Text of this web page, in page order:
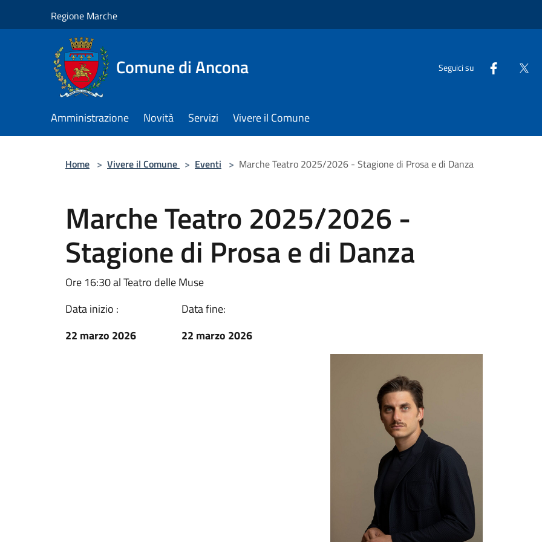
Regione Marche
Comune di Ancona Seguici su
Amministrazione Novità Servizi Vivere il Comune
Home > Vivere il Comune > Eventi > Marche Teatro 2025/2026 - Stagione di Prosa e di Danza
Marche Teatro 2025/2026 -
Stagione di Prosa e di Danza
Ore 16:30 al Teatro delle Muse
Data inizio :
22 marzo 2026
Data fine:
22 marzo 2026